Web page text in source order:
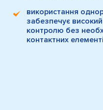
використання
забезпечує
контролю без
контактних